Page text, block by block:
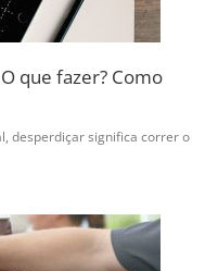
que fazer? Como
desperdiçar significa correr o